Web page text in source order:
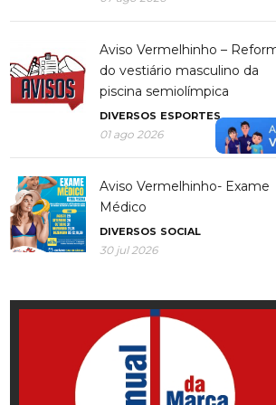
Aviso Vermelhinho –
do vestiário masculino da
piscina semiolímpica
DIVERSOS ESPORTES
01 ago 2026
Aviso Vermelhinho- Exame
Médico
DIVERSOS SOCIAL
30 jul 2026